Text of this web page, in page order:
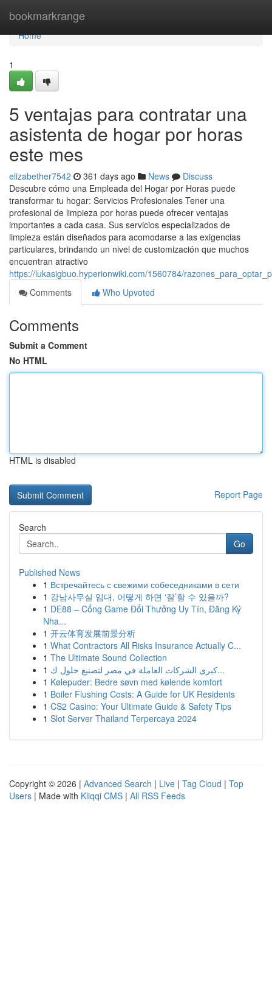
bookmarkrange
Home
Home
1
5 ventajas para contratar una
asistenta de hogar por horas
este mes
elizabether7542 361 days ago News
Discuss
Descubre cómo una Empleada del Hogar por Horas puede
transformar tu hogar: Servicios Profesionales Tener una
profesional de limpieza por horas puede ofrecer ventajas
importantes a cada casa. Sus servicios especializados de
limpieza están diseñados para acomodarse a las exigencias
particulares, brindando un nivel de customización que muchos
encuentran atractivo
https://lukasigbuo.hyperionwiki.com/1560784/
Comments
Who Upvoted
Comments
Submit a Comment
No HTML
HTML is disabled
Report Page
Search
Go
Published News
1 Встречайтесь с свежими собеседниками в сети
1 강남사무실 임대, 어떻게 하면 ‘잘’할 수 있을까?
1 DE88 – Cổng Game Đổi Thưởng Uy Tín, Đăng Ký
Nha...
1 开云体育发展前景分析
1 What Contractors All Risks Insurance Actually C...
1 The Ultimate Sound Collection
1
كبرى الشركات العاملة في مصر لتصنيع حلول ك...
1 Kølepuder: Bedre søvn med kølende komfort
1 Boiler Flushing Costs: A Guide for UK Residents
1 CS2 Casino: Your Ultimate Guide & Safety Tips
1 Slot Server Thailand Terpercaya 2024
Copyright © 2026 | Advanced Search | Live | Tag Cloud | Top
Users | Made with Kliqqi CMS | All RSS Feeds